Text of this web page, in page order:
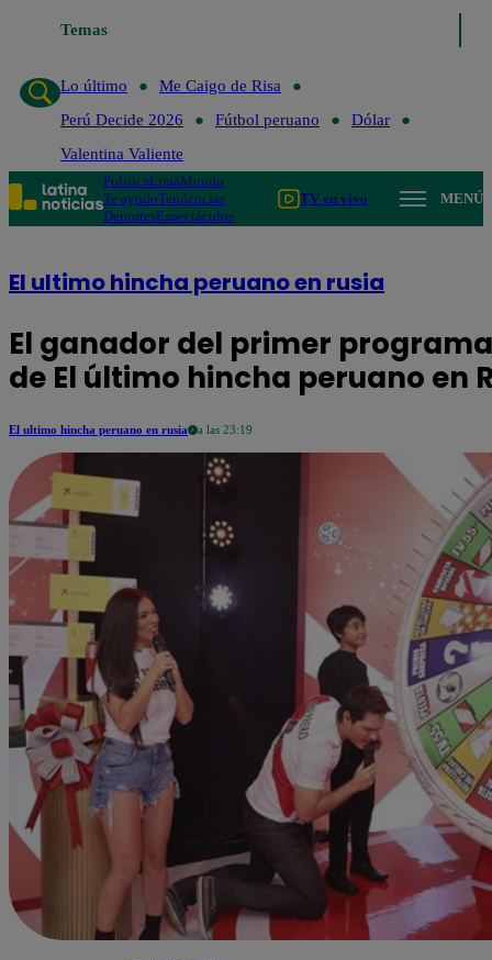
Temas
Lo último
Me Caigo de Risa
Perú Decide 2026
Fútbol peruano
Dólar
Valentina Valiente
PolíticaLimaMundo
Te ayudoTendencias
DeportesEspectáculos
TV en vivo MENÚ
El ultimo hincha peruano en rusia
El ganador del primer
de El último hincha peruano en
El ultimo hincha peruano en rusia a las 23:19